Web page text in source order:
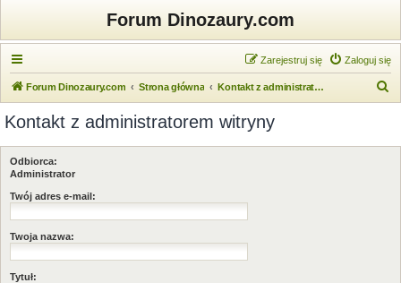
Forum Dinozaury.com
Zaloguj się
Zarejestruj się
Forum Dinozaury.com Strona główna Kontakt z administratorem witryny
k
Kontakt z administratorem witryny
Odbiorca:
Administrator
Twój adres e-mail:
Twoja nazwa:
Tytuł: